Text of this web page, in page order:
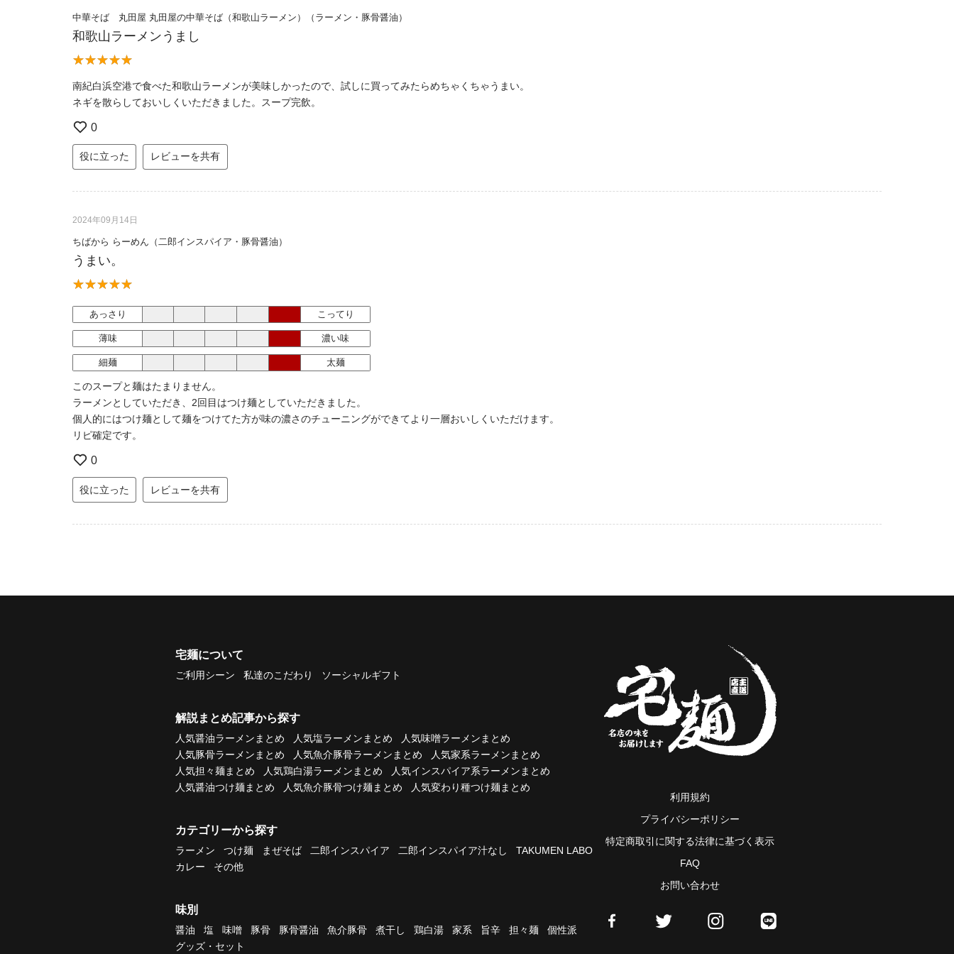
中華そば 丸田屋 丸田屋の中華そば（和歌山ラーメン）（ラーメン・豚骨醤油）
和歌山ラーメンうまし
南紀白浜空港で食べた和歌山ラーメンが美味しかったので、試しに買ってみたらめちゃくちゃうまい。
ネギを散らしておいしくいただきました。スープ完飲。
0
役に立った レビューを共有
2024年09月14日
ちばから らーめん（二郎インスパイア・豚骨醤油）
うまい。
あっさり こってり
薄味 濃い味
細麺 太麺
このスープと麺はたまりません。
ラーメンとしていただき、2回目はつけ麺としていただきました。
個人的にはつけ麺として麺をつけてた方が味の濃さのチューニングができてより一層おいしくいただけます。
リピ確定です。
0
役に立った レビューを共有
宅麺について
ご利用シーン 私達のこだわり ソーシャルギフト
解説まとめ記事から探す
人気醤油ラーメンまとめ 人気塩ラーメンまとめ
人気味噌ラーメンまとめ
人気豚骨ラーメンまとめ
人気魚介豚骨ラーメンまとめ
人気家系ラーメンまとめ
人気担々麺まとめ
人気鶏白湯ラーメンまとめ
人気インスパイア系ラーメンまとめ
人気醤油つけ麺まとめ
人気魚介豚骨つけ麺まとめ 人気変わり種つけ麺まとめ
カテゴリーから探す
ラーメン つけ麺 まぜそば 二郎インスパイア 二郎インスパイア汁なし
TAKUMEN LABO
カレー
その他
味別
醤油 塩 味噌 豚骨 豚骨醤油 魚介豚骨 煮干し 鶏白湯 家系 旨辛 担々麺
個性派
グッズ・セット
利用規約
プライバシーポリシー
特定商取引に関する法律に基づく表示
FAQ
お問い合わせ